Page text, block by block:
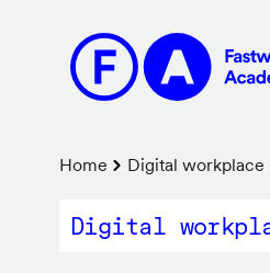
contenuto
principale
Briciole
di
Home Digital workplace
Digital